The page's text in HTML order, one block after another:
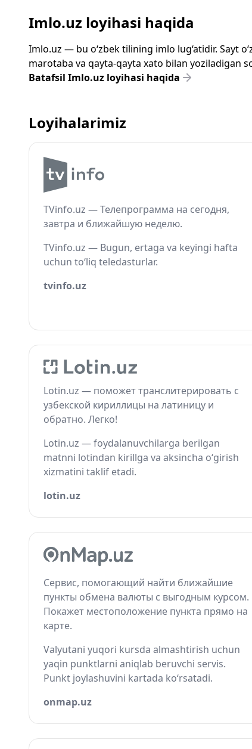
Imlo.uz loyihasi haqida
Imlo.uz — bu o‘zbek tilining imlo lug‘atidir. Sayt
marotaba va qayta-qayta xato bilan yoziladigan
Batafsil Imlo.uz loyihasi haqida
Loyihalarimiz
TVinfo.uz — Телепрограмма на сегодня,
завтра и ближайшую неделю.
TVinfo.uz — Bugun, ertaga va keyingi hafta
uchun to‘liq teledasturlar.
tvinfo.uz
Lotin.uz — поможет транслитерировать с
узбекской кириллицы на латиницу и
обратно. Легко!
Lotin.uz — foydalanuvchilarga berilgan
matnni lotindan kirillga va aksincha o‘girish
xizmatini taklif etadi.
lotin.uz
Сервис, помогающий найти ближайшие
пункты обмена валюты с выгодным курсом.
Покажет местоположение пункта прямо на
карте.
Valyutani yuqori kursda almashtirish uchun
yaqin punktlarni aniqlab beruvchi servis.
Punkt joylashuvini kartada ko‘rsatadi.
onmap.uz